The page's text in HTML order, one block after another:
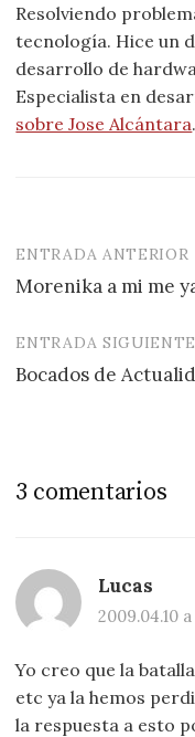
Resolviendo
tecnología. Hice un
desarrollo de
Especialista en
sobre Jose Alcántara.
Navegación
de
entradas
ENTRADA ANTERIOR
Morenika a mi me
ENTRADA SIGUIENTE
Bocados de
3 comentarios
Lucas
2009.04.10
Yo creo que la
etc ya la hemos
la respuesta a esto